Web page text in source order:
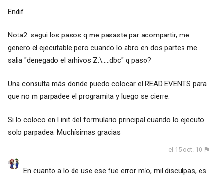
Endif
Nota2: segui los pasos q me pasaste par acompartir, me
genero el ejecutable pero cuando lo abro en dos partes me
salia "denegado el arhivos Z:\.....dbc" q paso?
Una consulta más donde puedo colocar el READ EVENTS para
que no m parpadee el programita y luego se cierre.
Si lo coloco en l init del formulario principal cuando lo ejecuto
solo parpadea. Muchísimas gracias
el 15 oct. 10
En cuanto a lo de use ese fue error mío, mil disculpas, es